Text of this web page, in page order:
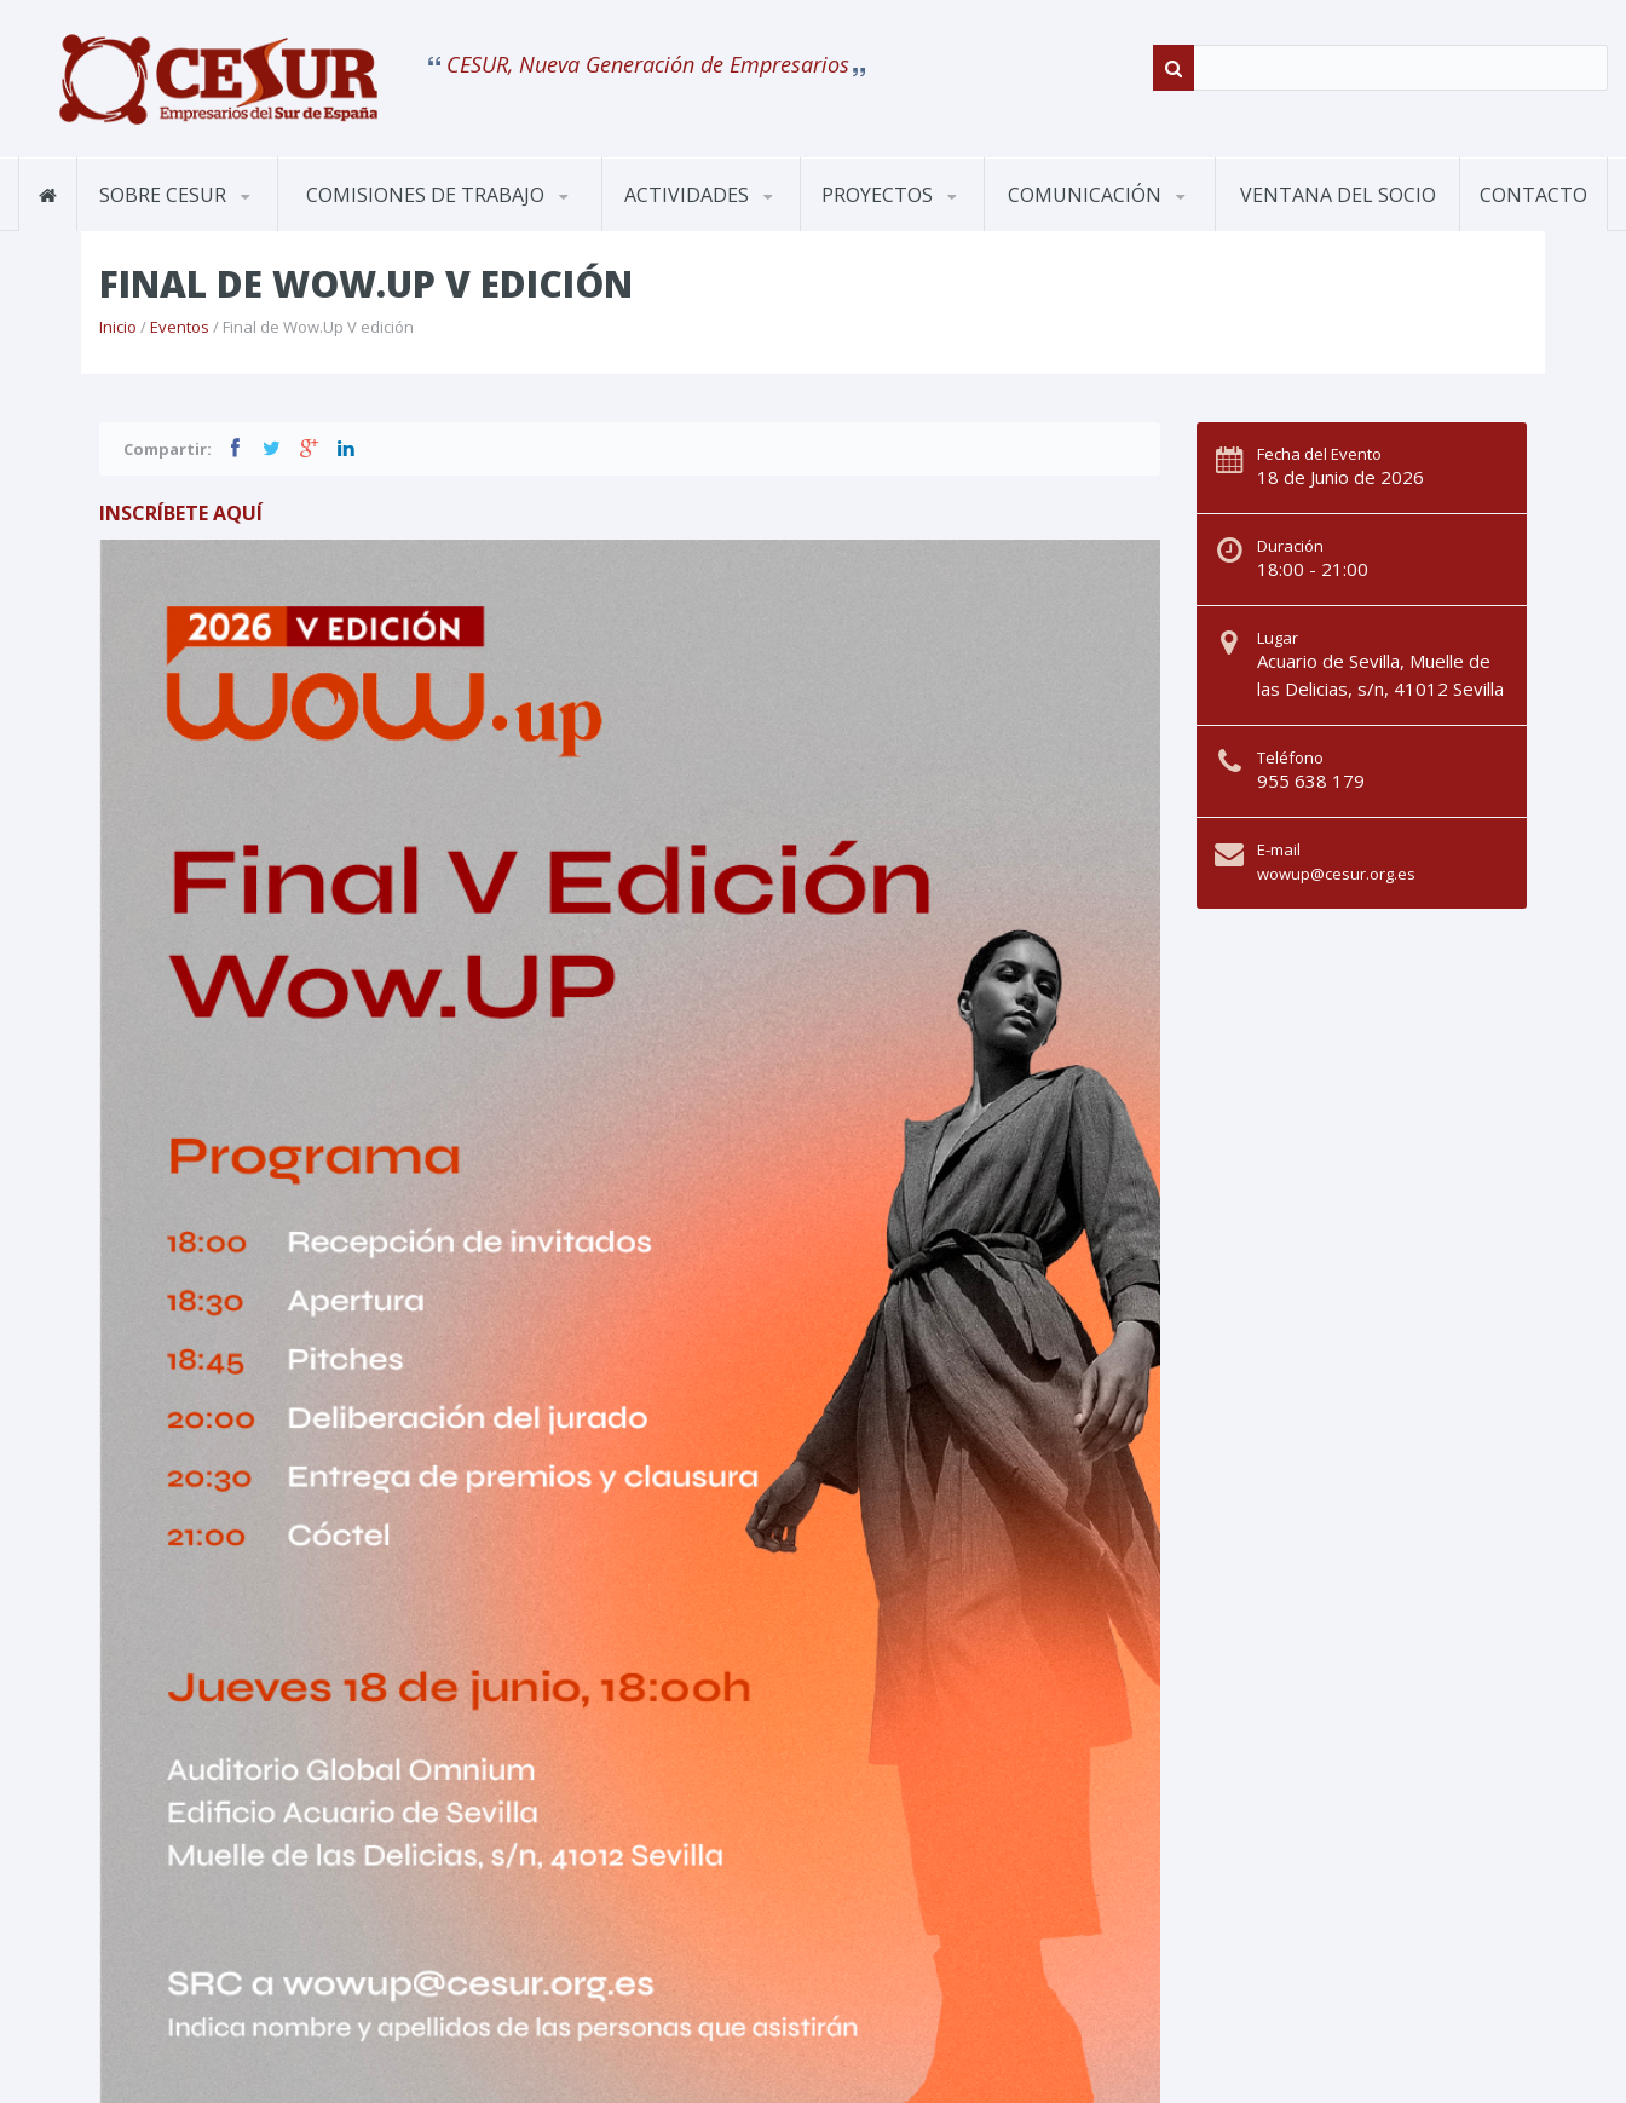
CESUR, Nueva Generación de Empresarios
SOBRE CESUR COMISIONES DE TRABAJO ACTIVIDADES PROYECTOS COMUNICACIÓN VENTANA DEL SOCIO CONTACTO
FINAL DE WOW.UP V EDICIÓN
Inicio /Eventos / Final de Wow.Up V edición
Compartir:
INSCRÍBETE AQUÍ
Fecha del Evento
18 de Junio de 2026
Duración
18:00 - 21:00
Lugar
Acuario de Sevilla, Muelle de
las Delicias, s/n, 41012 Sevilla
Teléfono
955 638 179
E-mail
wowup@cesur.org.es